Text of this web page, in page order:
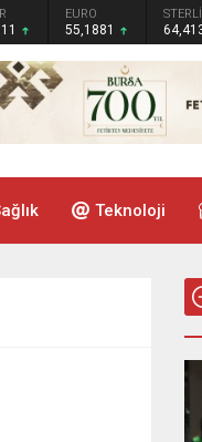
EURO
55,1881
Teknoloji